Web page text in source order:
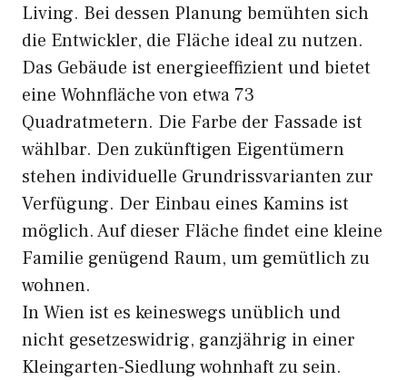
Living. Bei dessen Planung bemühten sich
die Entwickler, die Fläche ideal zu nutzen.
Das Gebäude ist energieeffizient und bietet
eine Wohnfläche von etwa 73
Quadratmetern. Die Farbe der Fassade ist
wählbar. Den zukünftigen Eigentümern
stehen individuelle Grundrissvarianten zur
Verfügung. Der Einbau eines Kamins ist
möglich. Auf dieser Fläche findet eine kleine
Familie genügend Raum, um gemütlich zu
wohnen.
In Wien ist es keineswegs unüblich und
nicht gesetzeswidrig, ganzjährig in einer
Kleingarten-Siedlung wohnhaft zu sein.